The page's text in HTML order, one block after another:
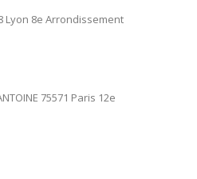
Lyon 8e Arrondissement
75571 Paris 12e